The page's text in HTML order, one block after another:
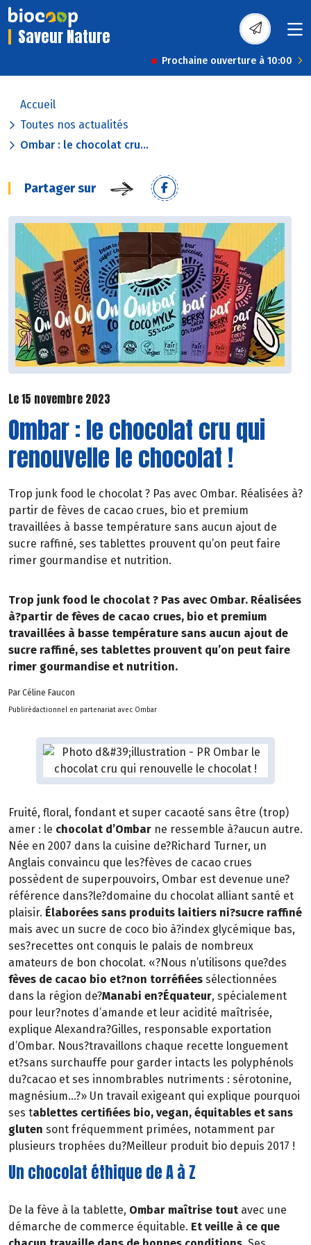
Saveur Nature
Prochaine ouverture à 10:00
Accueil
Toutes nos actualités
Ombar : le chocolat cru...
Partager sur
Le 15 novembre 2023
Ombar : le chocolat cru qui
renouvelle le chocolat !
Trop junk food le chocolat ? Pas avec Ombar. Réalisées à?
partir de fèves de cacao crues, bio et premium
travaillées à basse température sans aucun ajout de
sucre raffiné, ses tablettes prouvent qu’on peut faire
rimer gourmandise et nutrition.
Trop junk food le chocolat ? Pas avec Ombar. Réalisées
à?partir de fèves de cacao crues, bio et premium
travaillées à basse température sans aucun ajout de
sucre raffiné, ses tablettes prouvent qu’on peut faire
rimer gourmandise et nutrition.
Par Céline Faucon
Publirédactionnel en partenariat avec Ombar
Fruité, floral, fondant et super cacaoté sans être (trop)
amer : le chocolat d’Ombar ne ressemble à?aucun autre.
Née en 2007 dans la cuisine de?Richard Turner, un
Anglais convaincu que les?fèves de cacao crues
possèdent de superpouvoirs, Ombar est devenue une?
référence dans?le?domaine du chocolat alliant santé et
plaisir. Élaborées sans produits laitiers ni?sucre raffiné
mais avec un sucre de coco bio à?index glycémique bas,
ses?recettes ont conquis le palais de nombreux
amateurs de bon chocolat. «?Nous n’utilisons que?des
fèves de cacao bio et?non torréfiées sélectionnées
dans la région de?Manabi en?Équateur, spécialement
pour leur?notes d’amande et leur acidité maîtrisée,
explique Alexandra?Gilles, responsable exportation
d’Ombar. Nous?travaillons chaque recette longuement
et?sans surchauffe pour garder intacts les polyphénols
du?cacao et ses innombrables nutriments : sérotonine,
magnésium…?» Un travail exigeant qui explique pourquoi
ses tablettes certifiées bio, vegan, équitables et sans
gluten sont fréquemment primées, notamment par
plusieurs trophées du?Meilleur produit bio depuis 2017 !
Un chocolat éthique de A à Z
De la fève à la tablette, Ombar maîtrise tout avec une
démarche de commerce équitable. Et veille à ce que